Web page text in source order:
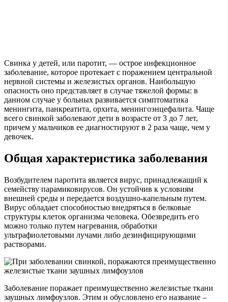
Свинка у детей, или паротит, — острое инфекционное
заболевание, которое протекает с поражением центральной
нервной системы и железистых органов. Наибольшую
опасность оно представляет в случае тяжелой формы: в
данном случае у больных развивается симптоматика
менингита, панкреатита, орхита, менингоэнцефалита. Чаще
всего свинкой заболевают дети в возрасте от 3 до 7 лет,
причем у мальчиков ее диагностируют в 2 раза чаще, чем у
девочек.
Общая характеристика заболевания
Возбудителем паротита является вирус, принадлежащий к
семейству парамиковирусов. Он устойчив к условиям
внешней среды и передается воздушно-капельным путем.
Вирус обладает способностью внедряться в белковые
структуры клеток организма человека. Обезвредить его
можно только путем нагревания, обработки
ультрафиолетовыми лучами либо дезинфицирующими
растворами.
Заболевание поражает преимущественно железистые ткани
заушных лимфоузлов. Этим и обусловлено его название –